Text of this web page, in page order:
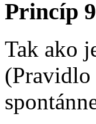
Princíp
Tak ako
(Pravidlo